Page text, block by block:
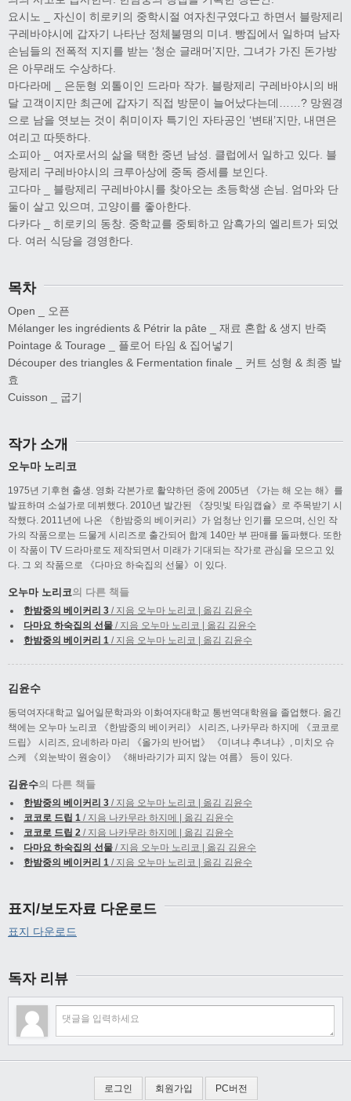
요시노 _ 자신이 히로키의 중학시절 여자친구였다고 하면서 블랑제리
구레바야시에 갑자기 나타난 정체불명의 미녀. 빵집에서 일하며 남자
손님들의 전폭적 지지를 받는 ‘청순 글래머’지만, 그녀가 가진 돈가방
은 아무래도 수상하다.
마다라메 _ 은둔형 외톨이인 드라마 작가. 블랑제리 구레바야시의 배
달 고객이지만 최근에 갑자기 직접 방문이 늘어났다는데……? 망원경
으로 남을 엿보는 것이 취미이자 특기인 자타공인 ‘변태’지만, 내면은
여리고 따뜻하다.
소피아 _ 여자로서의 삶을 택한 중년 남성. 클럽에서 일하고 있다. 블
랑제리 구레바야시의 크루아상에 중독 증세를 보인다.
고다마 _ 블랑제리 구레바야시를 찾아오는 초등학생 손님. 엄마와 단
둘이 살고 있으며, 고양이를 좋아한다.
다카다 _ 히로키의 동창. 중학교를 중퇴하고 암흑가의 엘리트가 되었
다. 여러 식당을 경영한다.
목차
Open _ 오픈
Mélanger les ingrédients & Pétrir la pâte _ 재료 혼합 & 생지 반죽
Pointage & Tourage _ 플로어 타임 & 집어넣기
Découper des triangles & Fermentation finale _ 커트 성형 & 최종 발
효
Cuisson _ 굽기
작가 소개
오누마 노리코
1975년 기후현 출생. 영화 각본가로 활약하던 중에 2005년 《가는 해 오는 해》를
발표하며 소설가로 데뷔했다. 2010년 발간된 《장밋빛 타임캡슐》로 주목받기 시
작했다. 2011년에 나온 《한밤중의 베이커리》가 엄청난 인기를 모으며, 신인 작
가의 작품으로는 드물게 시리즈로 출간되어 합계 140만 부 판매를 돌파했다. 또한
이 작품이 TV 드라마로도 제작되면서 미래가 기대되는 작가로 관심을 모으고 있
다. 그 외 작품으로 《다마요 하숙집의 선물》이 있다.
오누마 노리코의 다른 책들
한밤중의 베이커리 3 / 지음 오누마 노리코 | 옮김 김윤수
다마요 하숙집의 선물 / 지음 오누마 노리코 | 옮김 김윤수
한밤중의 베이커리 1 / 지음 오누마 노리코 | 옮김 김윤수
김윤수
동덕여자대학교 일어일문학과와 이화여자대학교 통번역대학원을 졸업했다. 옮긴
책에는 오누마 노리코 《한밤중의 베이커리》 시리즈, 나카무라 하지메 《코코로
드립》 시리즈, 요네하라 마리 《올가의 반어법》 《미녀냐 추녀냐》, 미치오 슈
스케 《외눈박이 원숭이》 《해바라기가 피지 않는 여름》 등이 있다.
김윤수의 다른 책들
한밤중의 베이커리 3 / 지음 오누마 노리코 | 옮김 김윤수
코코로 드립 1 / 지음 나카무라 하지메 | 옮김 김윤수
코코로 드립 2 / 지음 나카무라 하지메 | 옮김 김윤수
다마요 하숙집의 선물 / 지음 오누마 노리코 | 옮김 김윤수
한밤중의 베이커리 1 / 지음 오누마 노리코 | 옮김 김윤수
표지/보도자료 다운로드
표지 다운로드
독자 리뷰
로그인 회원가입 PC버전